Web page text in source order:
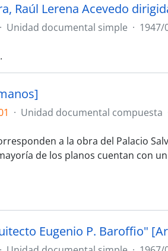
· Unidad documental simple · 1947/
· Unidad documental compuesta
a la obra del Palacio
de los planos cuentan con
Eugenio P. Baroffio"